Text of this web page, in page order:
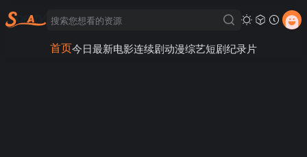
首页今日最新电影连续剧动漫综艺短剧纪录片